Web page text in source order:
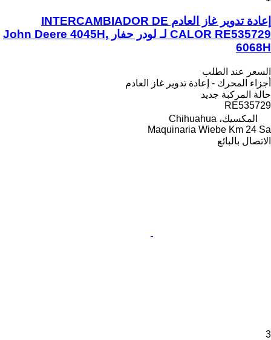
إعادة تدوير غاز العادم INTERCAMBIADOR DE
CALOR RE535729 لـ لودر حفار John Deere 4045H,
6068H
السعر عند الطلب
أجزاء المحرك - إعادة تدوير غاز العادم
حالة المركبة جديد
RE535729
المكسيك، Chihuahua
Maquinaria Wiebe Km 24 Sa
الاتصال بالبائع
3